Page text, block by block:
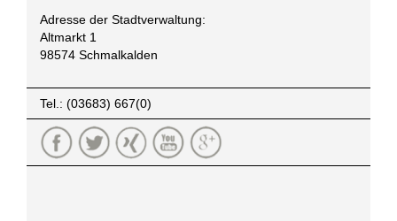
Adresse der Stadtverwaltung:
Altmarkt 1
98574 Schmalkalden
Tel.: (03683) 667(0)